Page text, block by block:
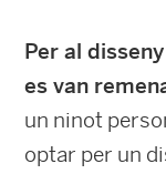
Per al
es van
un ninot
optar per un